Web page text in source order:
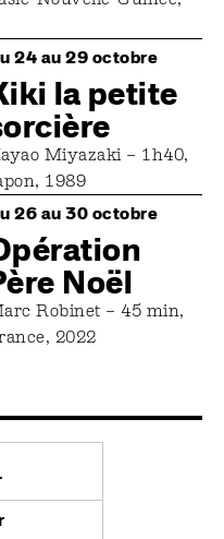
24 au 29 octobre
la petite
Miyazaki – 1h40,
1989
26 au 30 octobre
Noël
Robinet – 45 min,
2022